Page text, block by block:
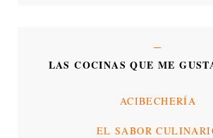
LAS COCINAS QUE ME
ACIBECHERÍA
EL SABOR